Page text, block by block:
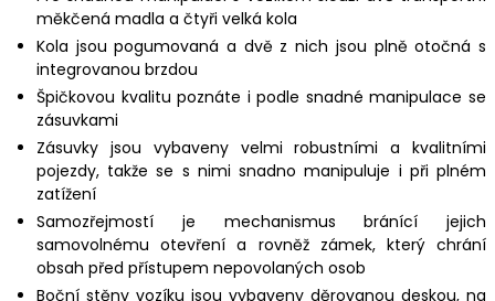
měkčená madla a čtyři velká kola
Kola jsou pogumovaná a dvě z nich jsou plně otočná s
integrovanou brzdou
Špičkovou kvalitu poznáte i podle snadné manipulace se
zásuvkami
Zásuvky jsou vybaveny velmi robustními a kvalitními
pojezdy, takže se s nimi snadno manipuluje i při plném
zatížení
Samozřejmostí je mechanismus bránící jejich
samovolnému otevření a rovněž zámek, který chrání
obsah před přístupem nepovolaných osob
Boční stěny vozíku jsou vybaveny děrovanou deskou, na